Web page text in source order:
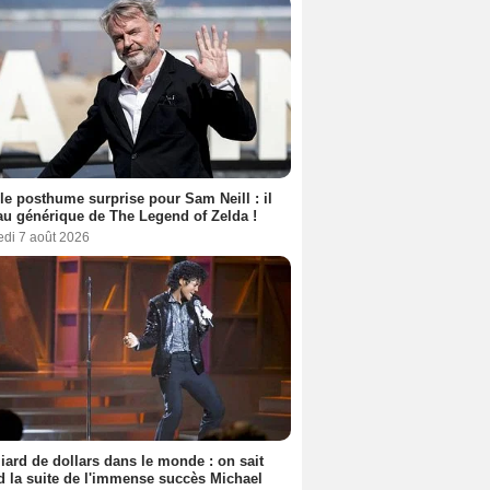
posthume surprise pour Sam Neill : il
générique de The Legend of Zelda !
7 août 2026
de dollars dans le monde : on sait
la suite de l'immense succès Michael